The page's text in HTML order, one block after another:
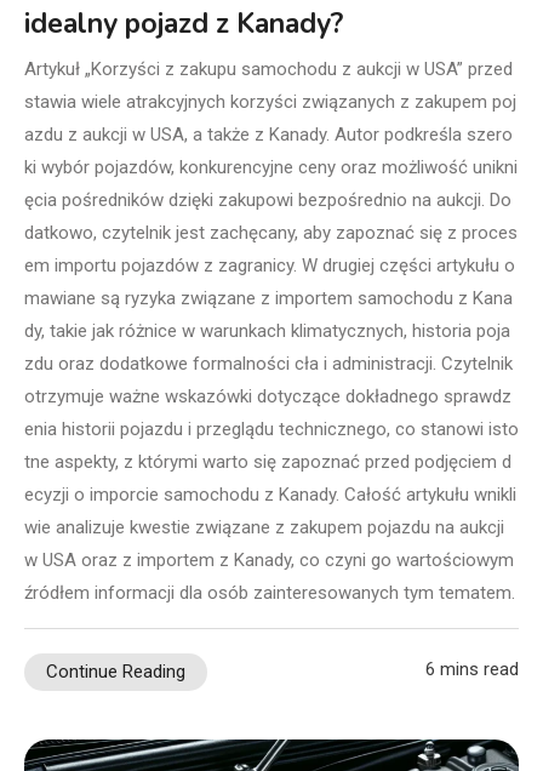
idealny pojazd z Kanady?
Artykuł „Korzyści z zakupu samochodu z aukcji w USA” przed
stawia wiele atrakcyjnych korzyści związanych z zakupem poj
azdu z aukcji w USA, a także z Kanady. Autor podkreśla szero
ki wybór pojazdów, konkurencyjne ceny oraz możliwość unikni
ęcia pośredników dzięki zakupowi bezpośrednio na aukcji. Do
datkowo, czytelnik jest zachęcany, aby zapoznać się z proces
em importu pojazdów z zagranicy. W drugiej części artykułu o
mawiane są ryzyka związane z importem samochodu z Kana
dy, takie jak różnice w warunkach klimatycznych, historia poja
zdu oraz dodatkowe formalności cła i administracji. Czytelnik
otrzymuje ważne wskazówki dotyczące dokładnego sprawdz
enia historii pojazdu i przeglądu technicznego, co stanowi isto
tne aspekty, z którymi warto się zapoznać przed podjęciem d
ecyzji o imporcie samochodu z Kanady. Całość artykułu wnikli
wie analizuje kwestie związane z zakupem pojazdu na aukcji
w USA oraz z importem z Kanady, co czyni go wartościowym
źródłem informacji dla osób zainteresowanych tym tematem.
Continue Reading 6 mins read